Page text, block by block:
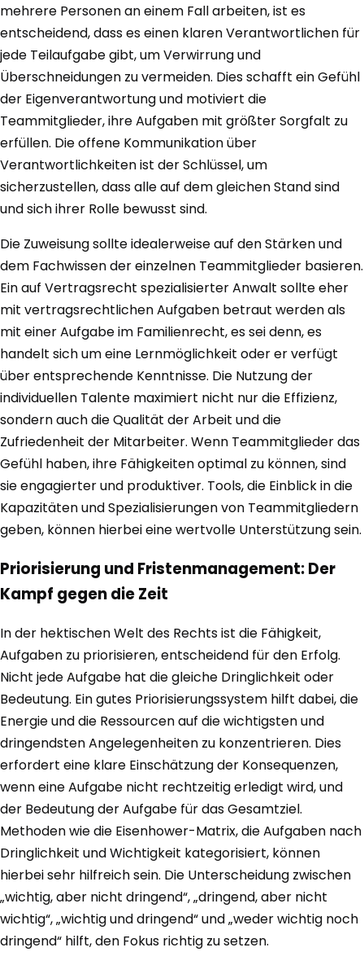
mehrere Personen an einem Fall arbeiten, ist es
entscheidend, dass es einen klaren Verantwortlichen für
jede Teilaufgabe gibt, um Verwirrung und
Überschneidungen zu vermeiden. Dies schafft ein Gefühl
der Eigenverantwortung und motiviert die
Teammitglieder, ihre Aufgaben mit größter Sorgfalt zu
erfüllen. Die offene Kommunikation über
Verantwortlichkeiten ist der Schlüssel, um
sicherzustellen, dass alle auf dem gleichen Stand sind
und sich ihrer Rolle bewusst sind.
Die Zuweisung sollte idealerweise auf den Stärken und
dem Fachwissen der einzelnen Teammitglieder basieren.
Ein auf Vertragsrecht spezialisierter Anwalt sollte eher
mit vertragsrechtlichen Aufgaben betraut werden als
mit einer Aufgabe im Familienrecht, es sei denn, es
handelt sich um eine Lernmöglichkeit oder er verfügt
über entsprechende Kenntnisse. Die Nutzung der
individuellen Talente maximiert nicht nur die Effizienz,
sondern auch die Qualität der Arbeit und die
Zufriedenheit der Mitarbeiter. Wenn Teammitglieder das
Gefühl haben, ihre Fähigkeiten optimal zu können, sind
sie engagierter und produktiver. Tools, die Einblick in die
Kapazitäten und Spezialisierungen von Teammitgliedern
geben, können hierbei eine wertvolle Unterstützung sein.
Priorisierung und Fristenmanagement: Der
Kampf gegen die Zeit
In der hektischen Welt des Rechts ist die Fähigkeit,
Aufgaben zu priorisieren, entscheidend für den Erfolg.
Nicht jede Aufgabe hat die gleiche Dringlichkeit oder
Bedeutung. Ein gutes Priorisierungssystem hilft dabei, die
Energie und die Ressourcen auf die wichtigsten und
dringendsten Angelegenheiten zu konzentrieren. Dies
erfordert eine klare Einschätzung der Konsequenzen,
wenn eine Aufgabe nicht rechtzeitig erledigt wird, und
der Bedeutung der Aufgabe für das Gesamtziel.
Methoden wie die Eisenhower-Matrix, die Aufgaben nach
Dringlichkeit und Wichtigkeit kategorisiert, können
hierbei sehr hilfreich sein. Die Unterscheidung zwischen
„wichtig, aber nicht dringend“, „dringend, aber nicht
wichtig“, „wichtig und dringend“ und „weder wichtig noch
dringend“ hilft, den Fokus richtig zu setzen.